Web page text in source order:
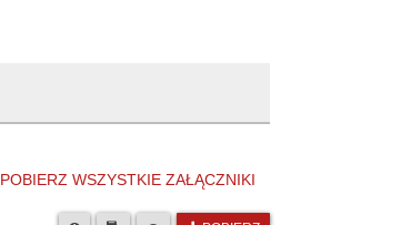
POBIERZ WSZYSTKIE ZAŁĄCZNIKI